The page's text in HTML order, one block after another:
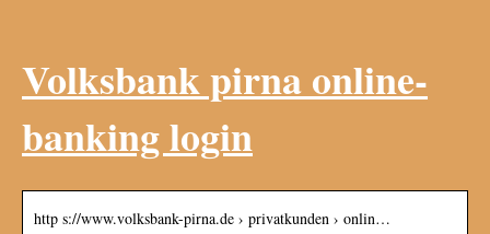
Volksbank pirna online-
banking login
http s://www.volksbank-pirna.de › privatkunden › onlin…